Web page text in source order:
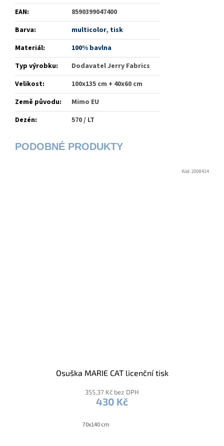
EAN:
8590399047400
Barva: multicolor, tisk
Materiál:
100% bavlna
Typ výrobku:
Dodavatel Jerry Fabrics
Velikost:
100x135 cm + 40x60 cm
Země původu:
Mimo EU
Dezén: 570 / LT
Osuška MARIE CAT licenční tisk
355,37 Kč bez DPH
430 Kč
70x140 cm
Kód:2008414